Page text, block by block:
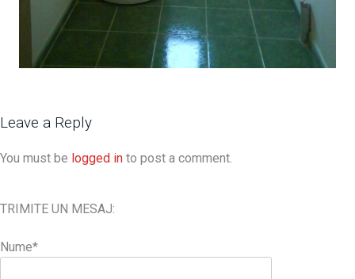
Leave a Reply
You must be logged in to post a comment.
TRIMITE UN MESAJ:
Nume*